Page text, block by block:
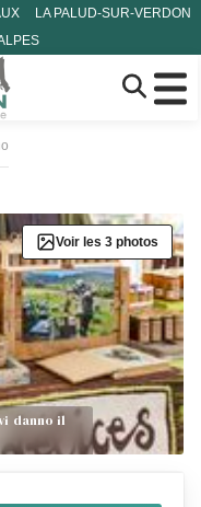
LA PALUD-SUR-VERDON
danno il
Voir les 3 photos